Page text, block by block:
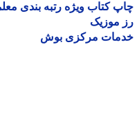
کتاب ویژه رتبه بندی معلمان
موزیک
مرکزی بوش